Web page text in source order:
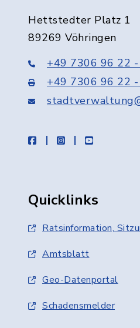
Hettstedter Platz 1
89269 Vöhringen
+49 7306 96 22
+49 7306 96 22
facebookinstagramyoutube
Quicklinks
Ratsinformation,
Amtsblatt
Geo-Datenportal
Schadensmelder